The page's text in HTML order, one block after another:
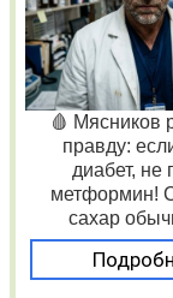
🩸 Мясников
правду:
диабет, не
метформин!
сахар